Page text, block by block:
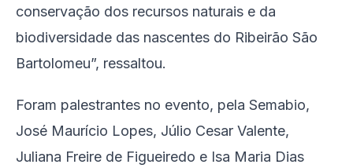
conservação dos recursos naturais e da
biodiversidade das nascentes do Ribeirão São
Bartolomeu”, ressaltou.
Foram palestrantes no evento, pela Semabio,
José Maurício Lopes, Júlio Cesar Valente,
Juliana Freire de Figueiredo e Isa Maria Dias